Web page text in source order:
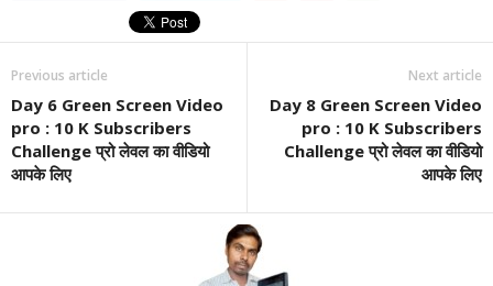
Previous article
Day 6 Green Screen Video
pro : 10 K Subscribers
Challenge प्रो लेवल का वीडियो
आपके लिए
Next article
Day 8 Green Screen Video
pro : 10 K Subscribers
Challenge प्रो लेवल का वीडियो
आपके लिए